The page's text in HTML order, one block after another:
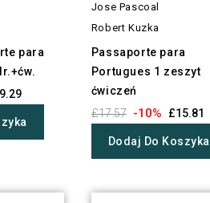
para
Jose Pascoal
Robert Kuzka
Passaporte para
Portugues 1 zeszyt
ćwiczeń
£17.57 -10% £15.81
Dodaj Do Koszyka